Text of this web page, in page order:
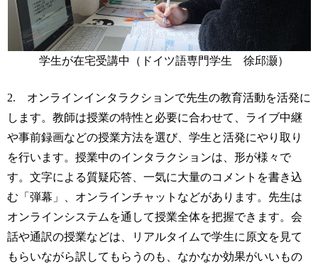
学生が在宅受講中 （ドイツ語専門学生 徐邱灏）
2. オンラインインタラクションで先生の教育活動を活発に
します。教師は授業の特性と必要に合わせて、ライブ中継
や事前録画などの授業方法を選び、学生と活発にやり取り
を行います。授業中のインタラクションは、形が様々で
す。文字による質疑応答、一気に大量のコメントを書き込
む「弾幕」、オンラインチャットなどがあります。先生は
オンラインシステムを通して授業全体を把握できます。会
話や通訳の授業などは、リアルタイムで学生に原文を見て
もらいながら訳してもらうのも、なかなか効果がいいもの